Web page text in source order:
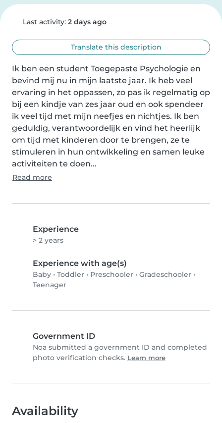
Last activity: 2 days ago
Translate this description
Ik ben een student Toegepaste Psychologie en
bevind mij nu in mijn laatste jaar. Ik heb veel
ervaring in het oppassen, zo pas ik regelmatig op
bij een kindje van zes jaar oud en ook spendeer
ik veel tijd met mijn neefjes en nichtjes. Ik ben
geduldig, verantwoordelijk en vind het heerlijk
om tijd met kinderen door te brengen, ze te
stimuleren in hun ontwikkeling en samen leuke
activiteiten te doen...
Read more
Experience
> 2 years
Experience with age(s)
Baby • Toddler • Preschooler • Gradeschooler •
Teenager
Government ID
Noa submitted a government ID and completed
photo verification checks. Learn more
Availability